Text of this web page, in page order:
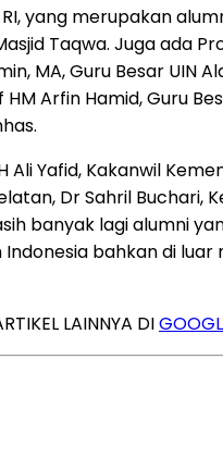
yang merupakan
Taqwa. Juga ada
MA, Guru Besar UIN
Arfin Hamid, Guru
Ali Yafid, Kakanwil
Dr Sahril Buchari,
banyak lagi alumni
bahkan di luar
LAINNYA DI